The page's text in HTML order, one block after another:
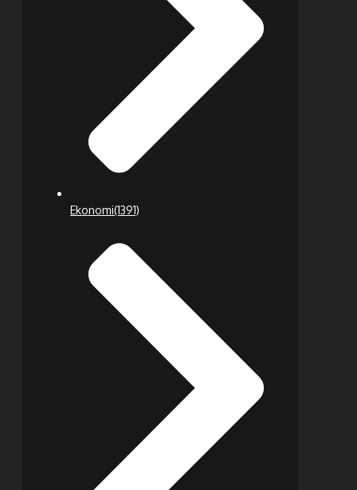
Ekonomi(1391)